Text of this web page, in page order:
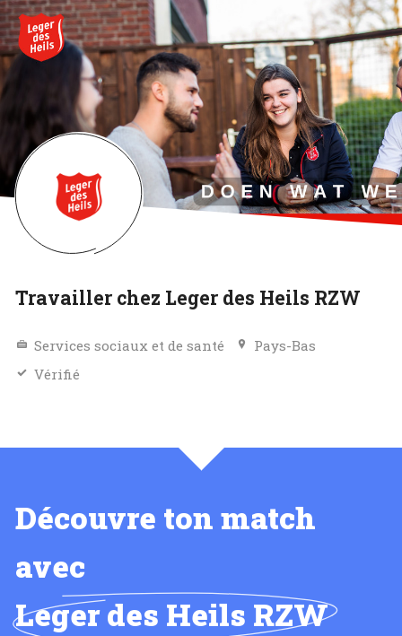
Travailler chez Leger des Heils RZW
Services sociaux et de santé
Pays-Bas
Vérifié
Découvre ton match
avec
Leger des Heils RZW